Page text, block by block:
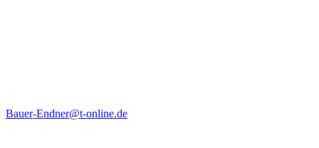
Bauer-Endner@t-online.de